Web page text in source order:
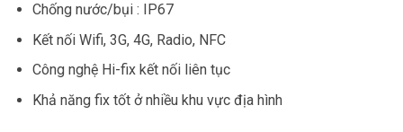
Chống nước/bụi : IP67
Kết nối Wifi, 3G, 4G, Radio, NFC
Công nghệ Hi-fix kết nối liên tục
Khả năng fix tốt ở nhiều khu vực địa hình